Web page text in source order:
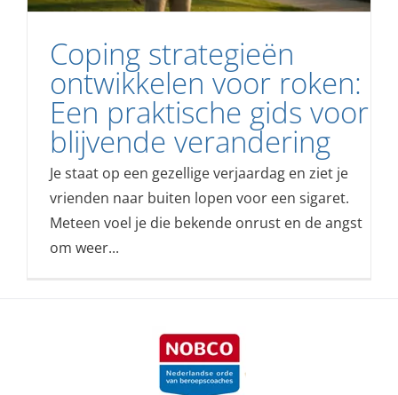
Coping strategieën
ontwikkelen voor roken:
Een praktische gids voor
blijvende verandering
Je staat op een gezellige verjaardag en ziet je
vrienden naar buiten lopen voor een sigaret.
Meteen voel je die bekende onrust en de angst
om weer...